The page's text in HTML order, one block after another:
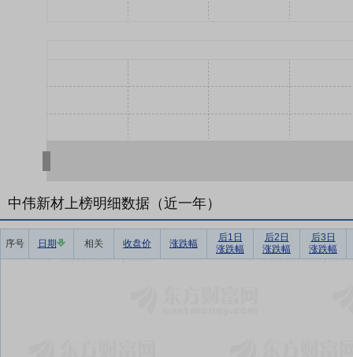
中伟新材上榜明细数据（近一年）
序号 日期 相关 收盘价 涨跌幅
后1日
涨跌幅
后2日
涨跌幅
后3日
涨跌幅